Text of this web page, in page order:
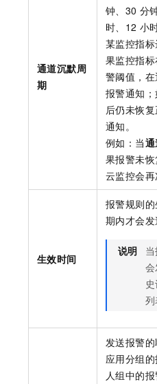
通道沉默周
期
钟、30 分
时、12 小
某监控指
果监控指
警阈值，
报警通知
后仍未恢
通知。
例如：当
果报警未
云监控会再
生效时间
报警规则
期内才会发
说明
列
发送报警的
应用分组
人组中的